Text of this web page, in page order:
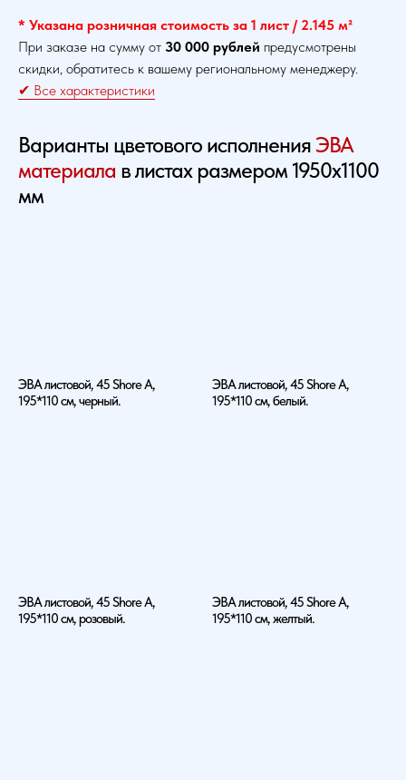
* Указана розничная стоимость за 1 лист / 2.145 м²
При заказе на сумму от 30 000 рублей предусмотрены
скидки, обратитесь к вашему региональному менеджеру.
✔ Все характеристики
Варианты цветового исполненияЭВА
материала в листах размером 1950х1100
мм
ЭВА листовой, 45 Shore A,
195*110 см, черный.
ЭВА листовой, 45 Shore A,
195*110 см, белый.
ЭВА листовой, 45 Shore A,
195*110 см, розовый.
ЭВА листовой, 45 Shore A,
195*110 см, желтый.